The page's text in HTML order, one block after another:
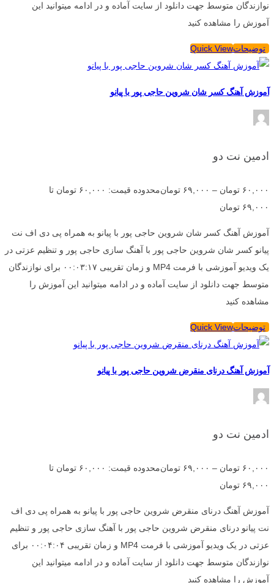
نوازندگان متوسط جهت دانلود از سایت آماده و در ادامه میتوانید این
آموزش را مشاهده کنید
توضیحاتQuick View
آموزش آهنگ کسر شان شروین حاجی پور با پیانو
ادمین نت دو
۶۰,۰۰۰ تومان – ۶۹,۰۰۰ تومان
محدوده قیمت: ۶۰,۰۰۰ تومان تا
۶۹,۰۰۰ تومان
آموزش آهنگ کسر شان شروین حاجی پور با پیانو به همراه پی دی اف نت
پیانو کسر شان شروین حاجی پور با آهنگ سازی حاجی پور و تنظیم عزتی در
یک ویدیو آموزشی با فرمت MP4 و زمان تقریبی ۰۰:۰۳:۱۷ برای نوازندگان
متوسط جهت دانلود از سایت آماده و در ادامه میتوانید این آموزش را
مشاهده کنید
توضیحاتQuick View
آموزش آهنگ درنای منقرض شروین حاجی پور با پیانو
ادمین نت دو
۶۰,۰۰۰ تومان – ۶۹,۰۰۰ تومان
محدوده قیمت: ۶۰,۰۰۰ تومان تا
۶۹,۰۰۰ تومان
آموزش آهنگ درنای منقرض شروین حاجی پور با پیانو به همراه پی دی اف
نت پیانو درنای منقرض شروین حاجی پور با آهنگ سازی حاجی پور و تنظیم
عزتی در یک ویدیو آموزشی با فرمت MP4 و زمان تقریبی ۰۰:۰۴:۰۴ برای
نوازندگان متوسط جهت دانلود از سایت آماده و در ادامه میتوانید این
آموزش را مشاهده کنید